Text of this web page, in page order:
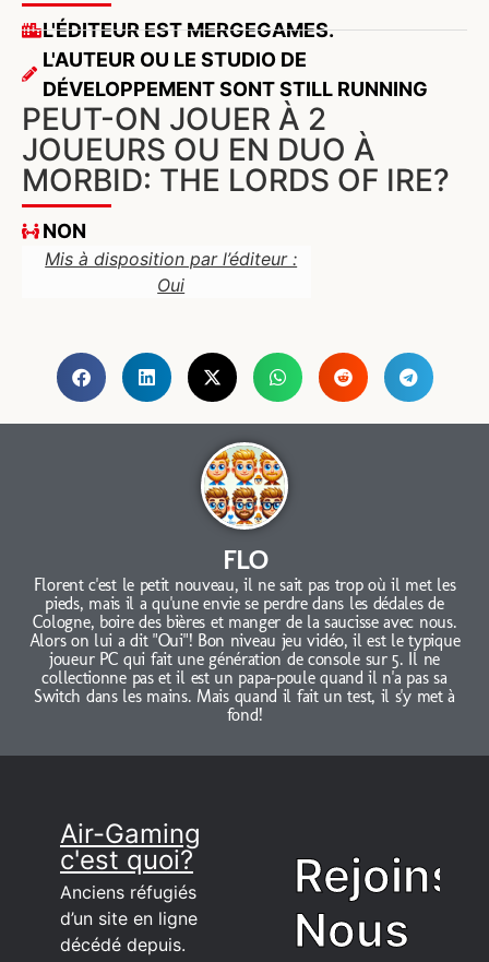
L'ÉDITEUR EST MERGEGAMES.
L'AUTEUR OU LE STUDIO DE
DÉVELOPPEMENT SONT STILL RUNNING
PEUT-ON JOUER À 2
JOUEURS OU EN DUO À
MORBID: THE LORDS OF IRE?
NON
Mis à disposition par l’éditeur :
Oui
FLO
Florent c'est le petit nouveau, il ne sait pas trop où il met les
pieds, mais il a qu'une envie se perdre dans les dédales de
Cologne, boire des bières et manger de la saucisse avec nous.
Alors on lui a dit "Oui"! Bon niveau jeu vidéo, il est le typique
joueur PC qui fait une génération de console sur 5. Il ne
collectionne pas et il est un papa-poule quand il n'a pas sa
Switch dans les mains. Mais quand il fait un test, il s'y met à
fond!
Air-Gaming
c'est quoi?
Anciens réfugiés
d’un site en ligne
décédé depuis.
Rejoins
Nous